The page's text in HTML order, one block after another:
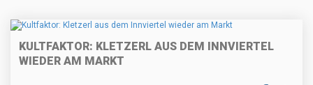
KULTFAKTOR: KLETZERL AUS DEM INNVIERTEL
WIEDER AM MARKT